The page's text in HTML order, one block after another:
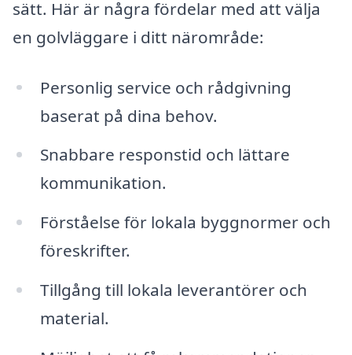
sätt. Här är några fördelar med att välja
en golvläggare i ditt närområde:
Personlig service och rådgivning
baserat på dina behov.
Snabbare responstid och lättare
kommunikation.
Förståelse för lokala byggnormer och
föreskrifter.
Tillgång till lokala leverantörer och
material.